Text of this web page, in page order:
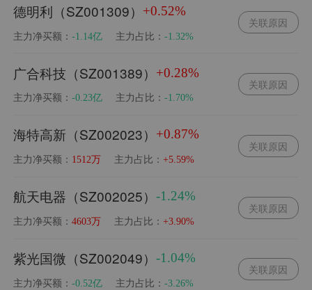
德明利（SZ001309） +0.52%
主力净买额：-1.14亿 主力占比：-1.32%
关联原因
广合科技（SZ001389） +0.28%
主力净买额：-0.23亿 主力占比：-1.70%
关联原因
海特高新（SZ002023） +0.87%
主力净买额： 1512万 主力占比：+5.59%
关联原因
航天电器（SZ002025）-1.24%
主力净买额：4603万 主力占比：+3.90%
关联原因
紫光国微（SZ002049）-1.04%
主力净买额：-0.52亿 主力占比：-3.26%
关联原因